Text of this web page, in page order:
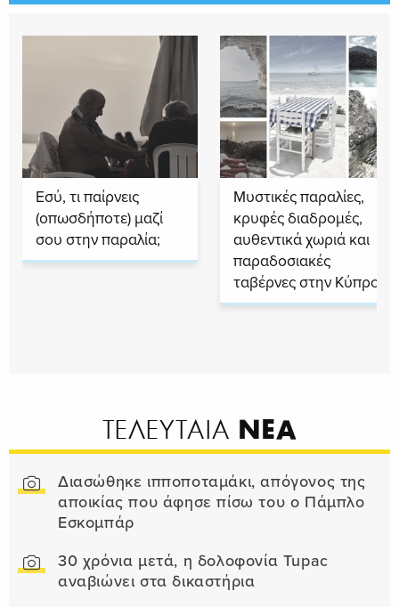
Εσύ, τι παίρνεις
(οπωσδήποτε) μαζί
σου στην παραλία;
Μυστικές παραλίες,
κρυφές διαδρομές,
αυθεντικά χωριά και
παραδοσιακές
ταβέρνες στην Κύπρο
ΤΕΛΕΥΤΑΙΑ ΝΕΑ
Διασώθηκε ιπποποταμάκι, απόγονος της
αποικίας που άφησε πίσω του ο Πάμπλο
Εσκομπάρ
30 χρόνια μετά, η δολοφονία Tupac
αναβιώνει στα δικαστήρια